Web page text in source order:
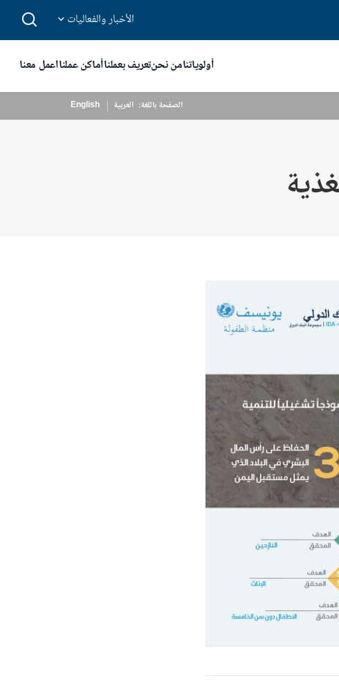
الأخبار والفعاليات
أولوياتنامن نحنتعريف بعملناأماكن عملنااعمل معنا
الصفحة باللغة: العربية English